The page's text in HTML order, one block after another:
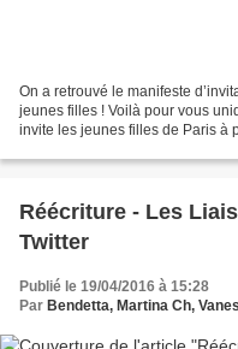
On a retrouvé le manifeste
jeunes filles ! Voilà pour vous
invite les jeunes filles de Paris à
Réécriture - Les
Twitter
Publié le 19/04/2016 à 15:28
Par Bendetta, Martina Ch,